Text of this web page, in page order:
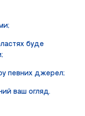
буде
певних джерел;
ваш огляд.